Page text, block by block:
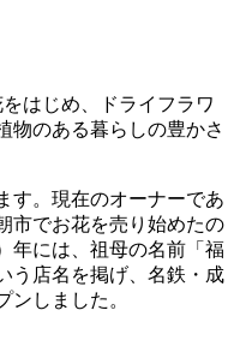
はじめ、ドライフラワ
物のある暮らしの豊かさ
す。現在のオーナーであ
市でお花を売り始めたの
年には、祖母の名前「福
う店名を掲げ、名鉄・成
ンしました。